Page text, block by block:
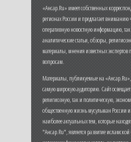
«Ансар.Ru» имеет собственных
регионах России и предлагает вниманию
оперативную новостную информацию,
аналитические статьи, обзоры,
материалы, мнения известных
вопросам.
Материалы, публикуемые на
самую широкую аудиторию. Сайт освещает
религиозную, так и политическую,
общественную жизнь мусульман России
наиболее актуальных тем, которые
"Ансар.Ru", является развитие